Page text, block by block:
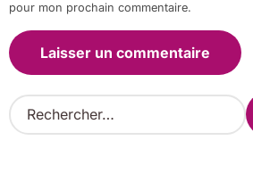
pour mon prochain commentaire.
R
e